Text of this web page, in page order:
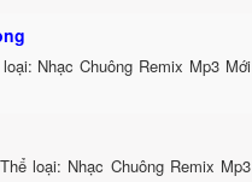
Nhạc Chuông Remix Mp3 Mới
loại: Nhạc Chuông Remix Mp3